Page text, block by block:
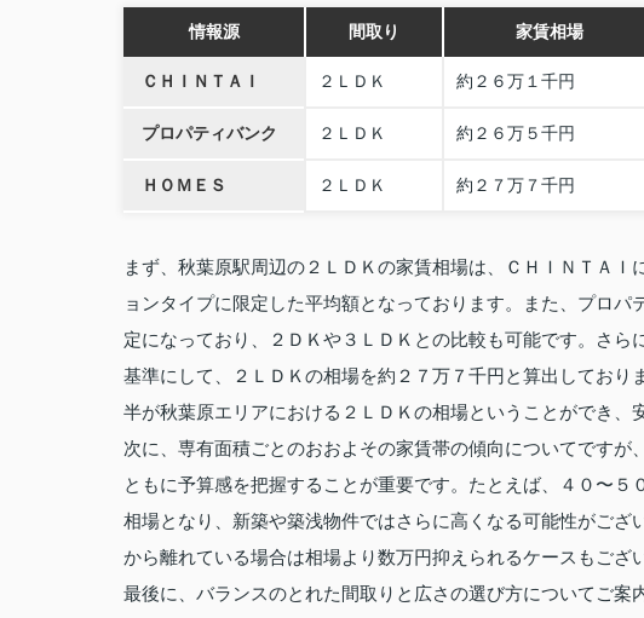
情報源 間取り 家賃相場
ＣＨＩＮＴＡＩ ２ＬＤＫ 約２６万１千円
プロパティバンク ２ＬＤＫ 約２６万５千円
ＨＯＭＥＳ ２ＬＤＫ 約２７万７千円
まず、秋葉原駅周辺の２ＬＤＫの家賃相場は、ＣＨＩＮＴＡ
ョンタイプに限定した平均額となっております。また、プロ
定になっており、２ＤＫや３ＬＤＫとの比較も可能です。さ
基準にして、２ＬＤＫの相場を約２７万７千円と算出してお
半が秋葉原エリアにおける２ＬＤＫの相場ということができ、
次に、専有面積ごとのおおよその家賃帯の傾向についてです
ともに予算感を把握することが重要です。たとえば、４０〜
相場となり、新築や築浅物件ではさらに高くなる可能性がご
から離れている場合は相場より数万円抑えられるケースもござ
最後に、バランスのとれた間取りと広さの選び方についてご